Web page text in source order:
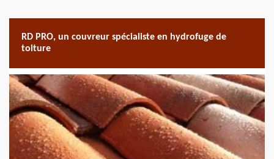
RD PRO, un couvreur spécialiste en hydrofuge de
toiture